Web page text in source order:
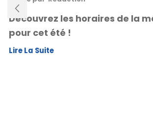
Découvrez les horaires de la
pour cet été !
Lire La Suite